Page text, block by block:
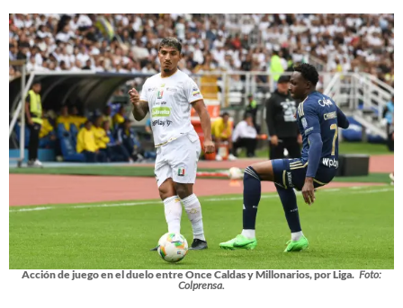
Acción de juego en el duelo entre Once Caldas y Millonarios, por Liga. Foto:
Colprensa.